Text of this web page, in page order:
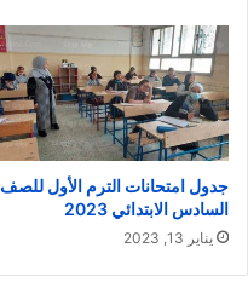
جدول امتحانات الترم الأول للصف
السادس الابتدائي 2023
يناير 13, 2023